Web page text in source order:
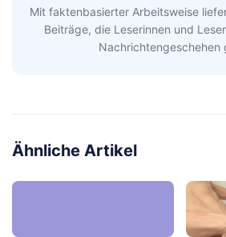
Mit faktenbasierter Arbeitsweise
Beiträge, die Leserinnen und
Nachrichtengeschehen
Ähnliche Artikel